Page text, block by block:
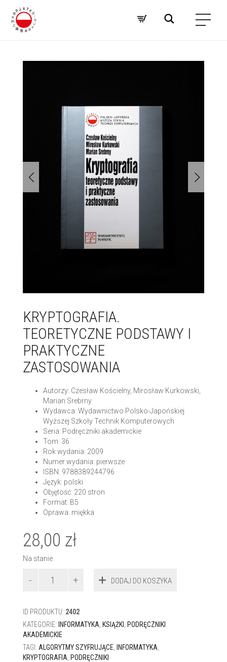
KRYPTOGRAFIA.
TEORETYCZNE PODSTAWY I
PRAKTYCZNE
ZASTOSOWANIA
Autorzy: Czesław Kościelny, Mirosław Kurkowski,
Marian Srebrny
Wydawca: Wydawnictwo Polsko-Japońskiej
Wyższej Szkoły Technik Komputerowych
Seria: Podręczniki akademickie
Tom: 36
Rok wydania: 2009
Numer wydania: pierwsze
ISBN: 9788389244796
Język: polski
Objętość: 220 stron
Format: B5
Oprawa: miękka
28,00 zł
Na stanie
Kryptografia.
i
praktyczne
zastosowania
DODAJ DO KOSZYKA
ID PRODUKTU: 2402
KATEGORIE: INFORMATYKA KSIĄŻKI
PODRĘCZNIKI
AKADEMICKIE
TAGI: ALGORYTMY SZYFRUJĄCE INFORMATYKA
KRYPTOGRAFIA PODRĘCZNIKI